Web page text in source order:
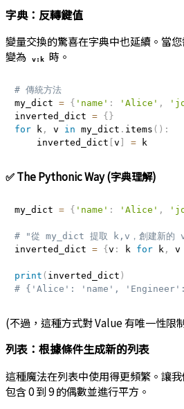
字典：反轉鍵值
變量交換的驚喜在字典中也延續。當
變為 v:k 時。
# 傳統方法
my_dict = { 'name' : 'Alice' ,
inverted_dict = { }
for k, v in my_dict . items ( ) :
    inverted_dict
v = k
✅ The Pythonic Way (字典理解)
my_dict = { 'name' : 'Alice' ,
# "從 my_dict 提取 k,v，創建新的
inverted_dict = { v : k for k, v
print ( inverted_dict )
# {'Alice': 'name',
(不過，這種方式對 Value 有唯一性限
列表：根據條件生成新的列表
這種魔法在列表中使用得更頻繁。讓
包含 0 到 9 的偶數並進行平方。